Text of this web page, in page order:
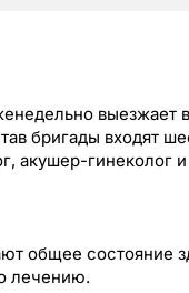
выезжает
бригады входят
акушер-гинеколог
общее состояние
лечению.